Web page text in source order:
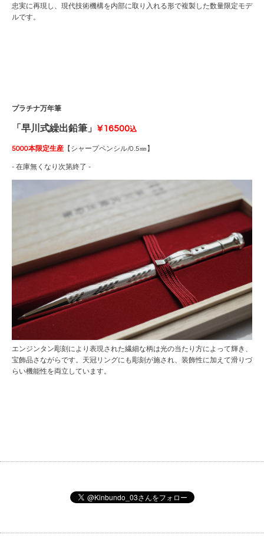
忠実に再現し、現代技術機構を内部に取り入れる形で複製した数量限定モデ
ルです。
プラチナ万年筆
「早川式繰出鉛筆」 ¥16500込
5000本限定生産 【シャープペンシル/0.5㎜】
- 在庫無くなり次第終了 -
エンジンタン彫刻により表現された繊細な柄は光の当たり方によって輝き、
宝飾品さながらです。天冠リングにも彫刻が施され、装飾性に加えて滑りづ
らい機能性を両立しています。